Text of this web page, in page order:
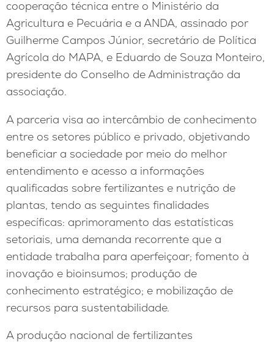
cooperação técnica entre o Ministério da
Agricultura e Pecuária e a ANDA, assinado por
Guilherme Campos Júnior, secretário de Política
Agrícola do MAPA, e Eduardo de Souza Monteiro,
presidente do Conselho de Administração da
associação.
A parceria visa ao intercâmbio de conhecimento
entre os setores público e privado, objetivando
beneficiar a sociedade por meio do melhor
entendimento e acesso a informações
qualificadas sobre fertilizantes e nutrição de
plantas, tendo as seguintes finalidades
específicas: aprimoramento das estatísticas
setoriais, uma demanda recorrente que a
entidade trabalha para aperfeiçoar; fomento à
inovação e bioinsumos; produção de
conhecimento estratégico; e mobilização de
recursos para sustentabilidade.
A produção nacional de fertilizantes